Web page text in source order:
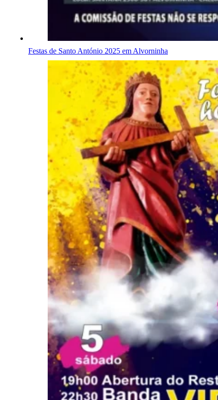
Festas de Santo António 2025 em Alvorninha